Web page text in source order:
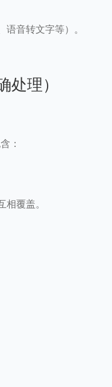
音转文字等）。
理）
：
相覆盖。